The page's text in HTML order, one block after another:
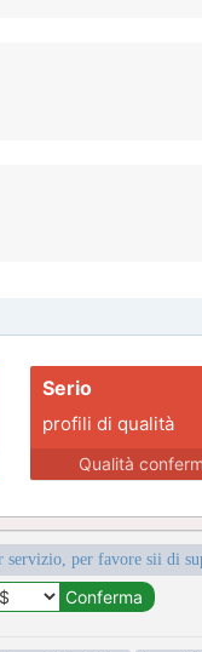
Serio
profili di qualità
Qualità
per favore sii di